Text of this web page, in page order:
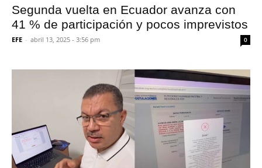
Segunda vuelta en Ecuador avanza con
41 % de participación y pocos imprevistos
EFE - abril 13, 2025 - 3:56 pm 0